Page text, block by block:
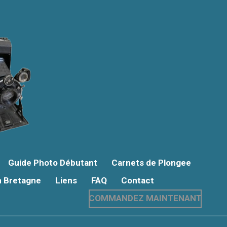
Guide Photo Débutant
Carnets de Plongee
Bretagne Liens FAQ
Contact
COMMANDEZ MAINTENANT